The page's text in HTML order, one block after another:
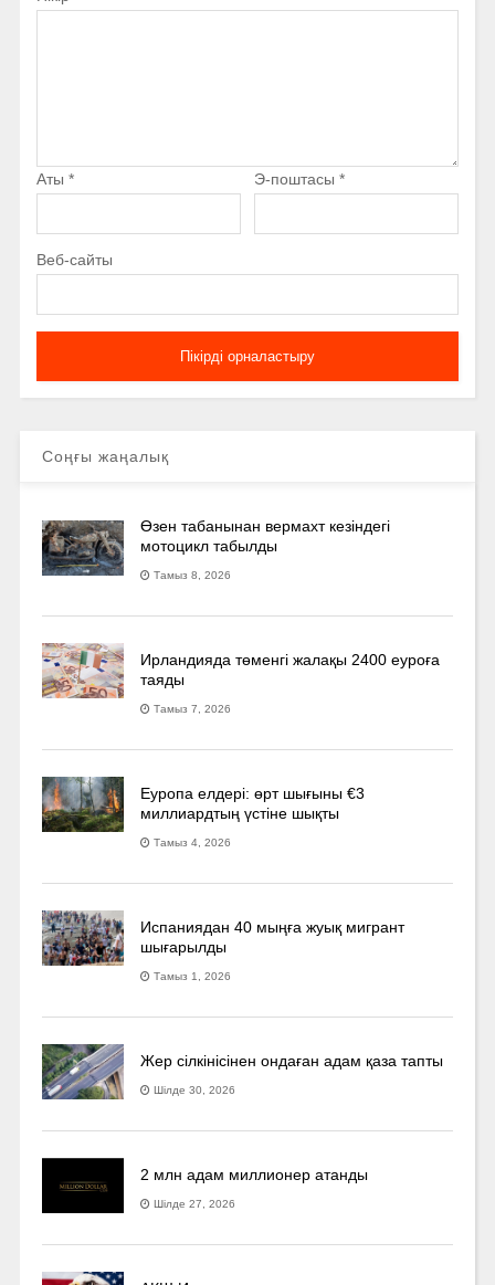
Аты * Э-поштасы *
Веб-сайты
Соңғы жаңалық
Өзен табанынан вермахт кезіндегі
мотоцикл табылды
Тамыз 8, 2026
Ирландияда төменгі жалақы 2400 еуроға
таяды
Тамыз 7, 2026
Еуропа елдері: өрт шығыны €3
миллиардтың үстіне шықты
Тамыз 4, 2026
Испаниядан 40 мыңға жуық мигрант
шығарылды
Тамыз 1, 2026
Жер сілкінісінен ондаған адам қаза тапты
Шілде 30, 2026
2 млн адам миллионер атанды
Шілде 27, 2026